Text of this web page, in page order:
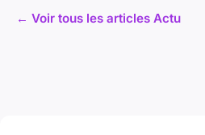
← Voir tous les articles Actu